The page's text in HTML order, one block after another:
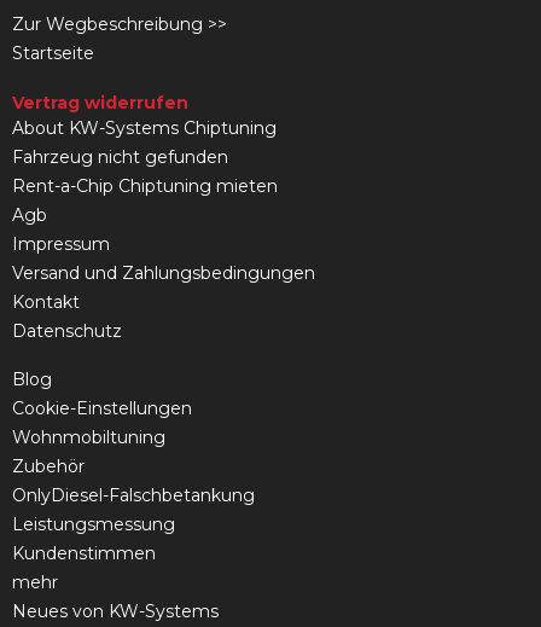
Zur Wegbeschreibung >>
Startseite
Vertrag widerrufen
About KW-Systems Chiptuning
Fahrzeug nicht gefunden
Rent-a-Chip Chiptuning mieten
Agb
Impressum
Versand und Zahlungsbedingungen
Kontakt
Datenschutz
Blog
Cookie-Einstellungen
Wohnmobiltuning
Zubehör
OnlyDiesel-Falschbetankung
Leistungsmessung
Kundenstimmen
mehr
Neues von KW-Systems